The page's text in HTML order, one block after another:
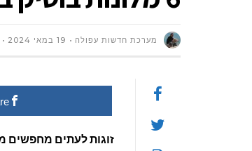
מערכת חדשות עפולה 19 במאי 2024
זוגות לעתים מחפשים